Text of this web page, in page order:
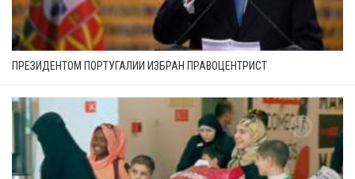
ПРЕЗИДЕНТОМ ПОРТУГАЛИИ ИЗБРАН ПРАВОЦЕНТРИСТ